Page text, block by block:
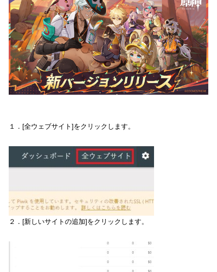
１．[全ウェブサイト]をクリックします。
２．[新しいサイトの追加]をクリックします。